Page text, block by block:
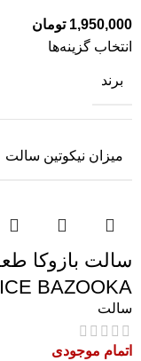
1,950,000 تومان
انتخاب گزینه‌ها
برند
میزان نیکوتین سالت
ICE BAZOOKA
سالت
اتمام موجودی